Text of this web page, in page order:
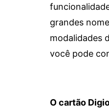
grandes
modalidades
você pode
O cartão